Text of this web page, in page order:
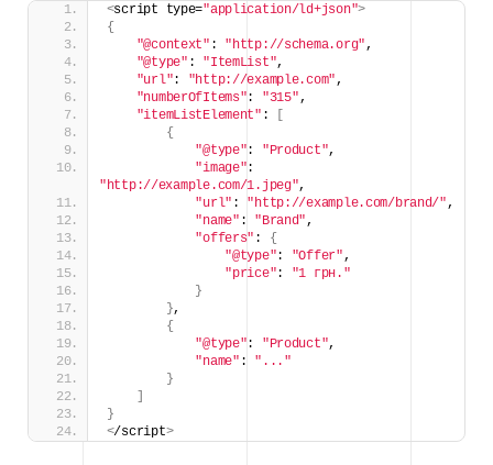
<script type="application/ld+json">
{
"@context" : "http://schema.org" ,
"@type" : "ItemList",
"url": "http://example.com" ,
"numberOfItems": "315" ,
"itemListElement" :
[
{
"@type": "Product",
"image"
"http://example.com/1.jpeg",
"url" : "http://example.com/brand/" ,
"name" : "Brand" ,
"offers" :
{
"@type": "Offer" ,
"price": "1 грн."
}
},
{
"@type": "Product",
"name" : "..."
}
]
}
</script>